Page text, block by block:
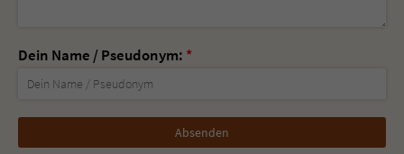
Dein Name / Pseudonym: *
Nicht
ausfüllen!